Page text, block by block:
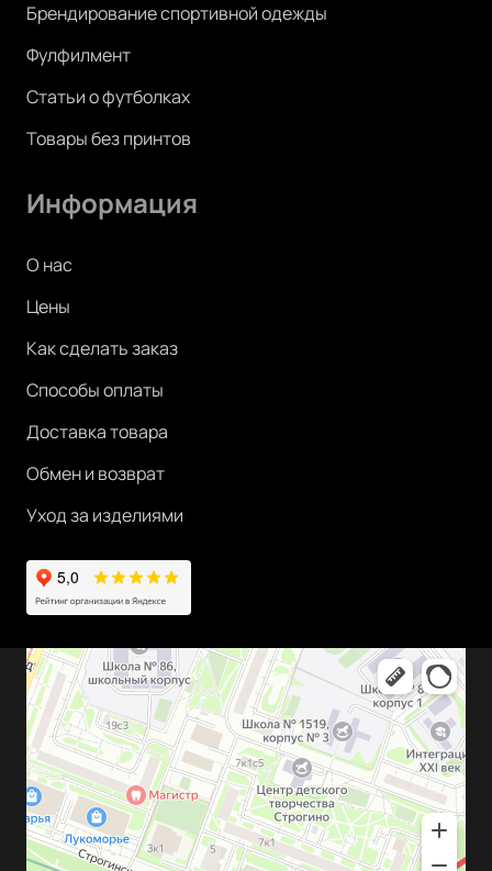
Брендирование спортивной одежды
Фулфилмент
Статьи о футболках
Товары без принтов
Информация
О нас
Цены
Как сделать заказ
Способы оплаты
Доставка товара
Обмен и возврат
Уход за изделиями